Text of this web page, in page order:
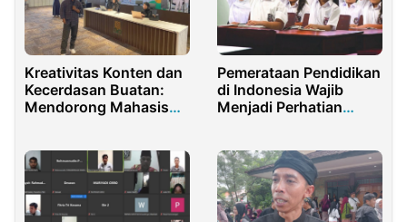
Kreativitas Konten dan
Kecerdasan Buatan:
Mendorong Mahasiswa
Pemerataan Pendidikan
di Indonesia Wajib
Menjadi Perhatian